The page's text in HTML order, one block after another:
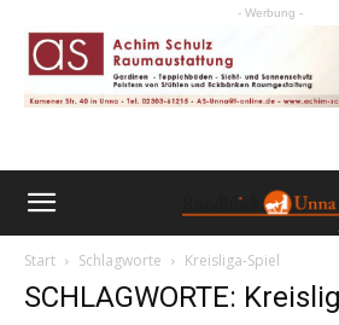
- Werbung -
Start Schlagworte Kreisliga-Spiel
SCHLAGWORTE: